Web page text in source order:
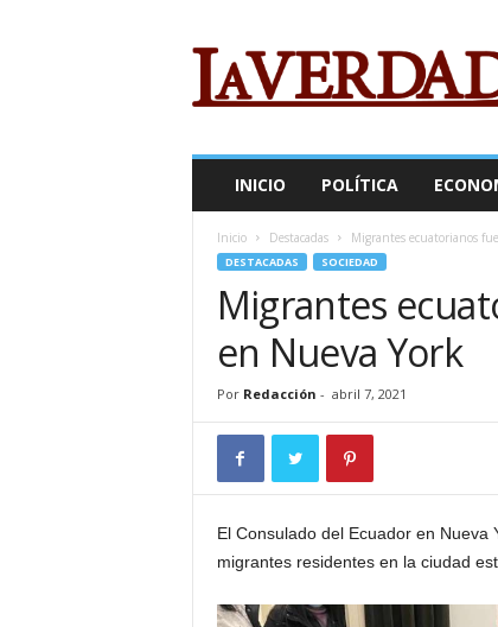
e
INICIO POLÍTICA
Inicio Destacadas Migrantes ecuatorianos
DESTACADAS SOCIEDAD
Migrantes
en Nueva York
Por Redacción - abril 7, 2021
El Consulado del Ecuador en
migrantes residentes en la ciudad